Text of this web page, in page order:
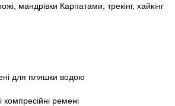
мандрівки Карпатами, трекінг, хайкінг
для пляшки водою
компресійні ремені